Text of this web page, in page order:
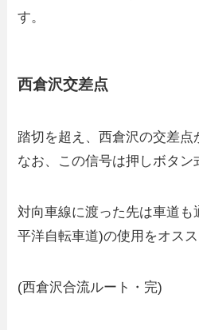
す。
西倉沢交差点
踏切を超え、西倉沢の交差点
なお、この信号は押しボタン
対向車線に渡った先は車道も
平洋自転車道)の使用をオスス
(西倉沢合流ルート・完)